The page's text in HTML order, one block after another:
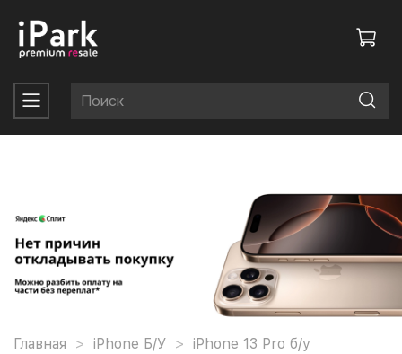
Главная iPhone Б/У iPhone 13 Pro б/у